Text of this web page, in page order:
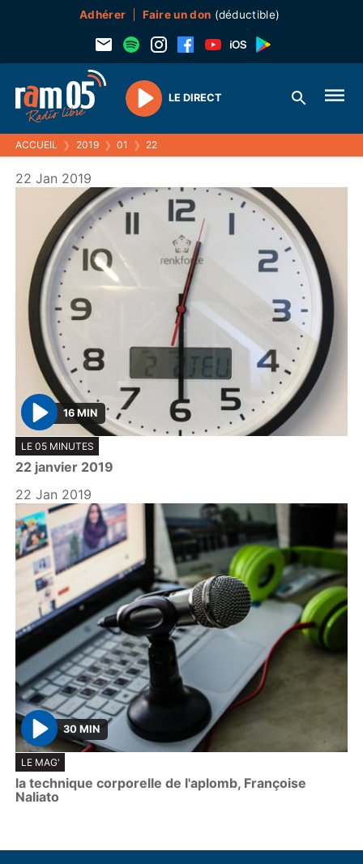
Adhérer Faire un don (déductible)
Play
LE DIRECT
ACCUEIL ❯ 2019 ❯ 01 ❯ 22
22 Jan 2019
P
l
a
y
16 MIN
LE 05 MINUTES
22 janvier 2019
22 Jan 2019
P
l
a
y
30 MIN
LE MAG'
la technique corporelle de l'aplomb, Françoise
Naliato